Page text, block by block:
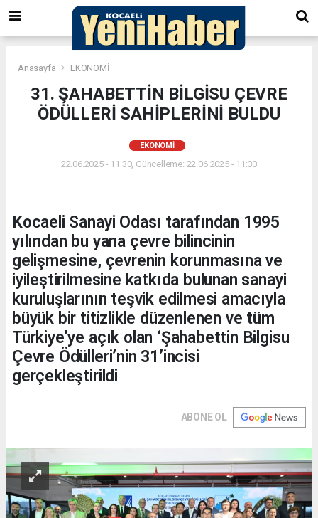
Anasayfa EKONOMİ
31. ŞAHABETTİN BİLGİSU ÇEVRE
ÖDÜLLERİ SAHİPLERİNİ BULDU
EKONOMİ
22.06.2025 - 11:30, Güncelleme: 22.06.2025 - 11:30
Kocaeli Sanayi Odası tarafından 1995
yılından bu yana çevre bilincinin
gelişmesine, çevrenin korunmasına ve
iyileştirilmesine katkıda bulunan sanayi
kuruluşlarının teşvik edilmesi amacıyla
büyük bir titizlikle düzenlenen ve tüm
Türkiye’ye açık olan ‘Şahabettin Bilgisu
Çevre Ödülleri’nin 31’incisi
gerçekleştirildi
ABONE OL